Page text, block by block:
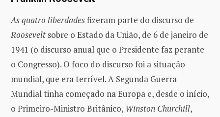
As quatro liberdadesfizeram parte do discurso de
Roosevelt sobre o Estado da União, de 6 de janeiro de
1941 (o discurso anual que o Presidente faz perante
o Congresso). O foco do discurso foi a situação
mundial, que era terrível. A Segunda Guerra
Mundial tinha começado na Europa e, desde o início,
o Primeiro-Ministro Britânico, Winston Churchill,